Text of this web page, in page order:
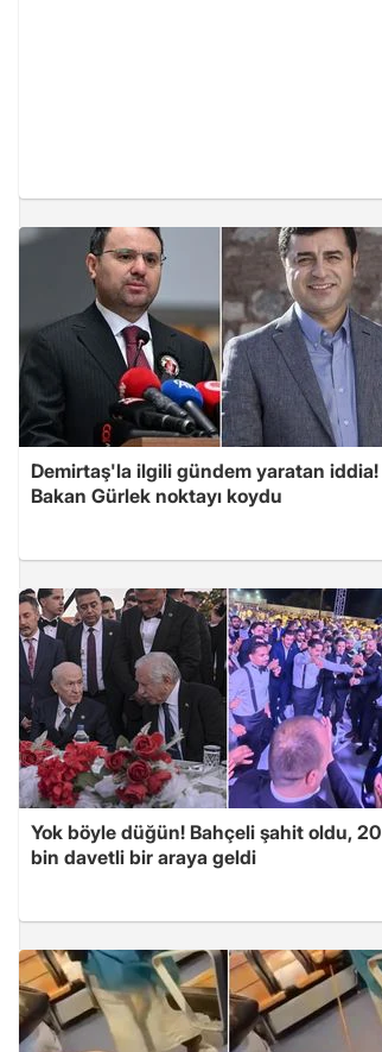
Demirtaş'la ilgili gündem yaratan iddia!
Bakan Gürlek noktayı koydu
Yok böyle düğün! Bahçeli şahit oldu, 20
bin davetli bir araya geldi